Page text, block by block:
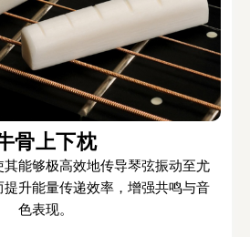
骨上下枕
能够极高效地传导琴弦振动至尤
升能量传递效率，增强共鸣与音
色表现。